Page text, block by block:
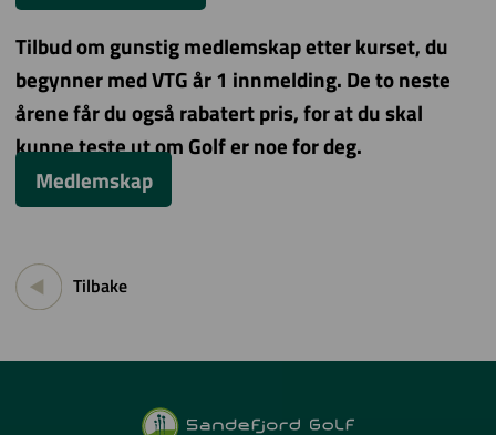
Tilbud om gunstig medlemskap etter kurset, du
begynner med VTG år 1 innmelding. De to neste
årene får du også rabatert pris, for at du skal
kunne teste ut om Golf er noe for deg.
Medlemskap
Tilbake